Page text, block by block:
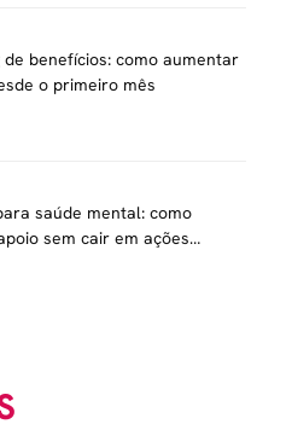
de benefícios: como aumentar
o primeiro mês
saúde mental: como
sem cair em ações